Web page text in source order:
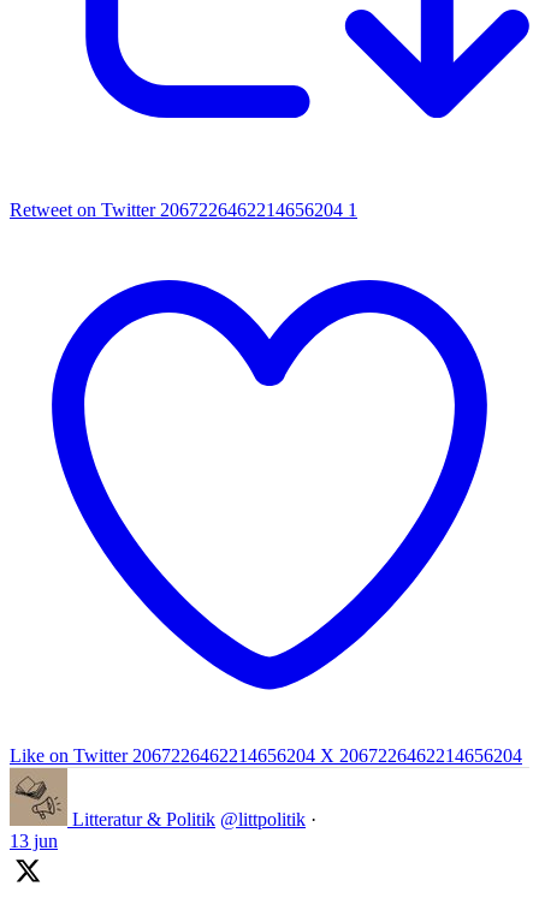
Retweet on Twitter 2067226462214656204 1
Like on Twitter 2067226462214656204 X 2067226462214656204
Litteratur & Politik @littpolitik ·
13 jun